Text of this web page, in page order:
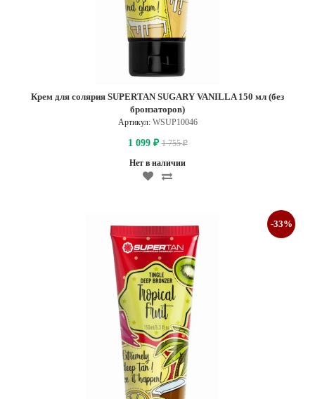
Крем для солярия SUPERTAN SUGARY VANILLA 150 мл (без
бронзаторов)
Артикул: WSUP10046
1 099 ₽ 1 755₽
Нет в наличии
-33%